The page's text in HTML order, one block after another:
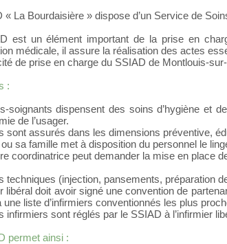
« La Bourdaisière » dispose d’un Service de
est un élément important de la prise en
médicale, il assure la réalisation des actes
de prise en charge du SSIAD de Montlouis-
:
soignants dispensent des soins d’hygiène et
de l’usager.
sont assurés dans les dimensions préventive,
ou sa famille met à disposition du personnel le
coordinatrice peut demander la mise en
techniques (injection, pansements, préparation
libéral doit avoir signé une convention de
une liste d’infirmiers conventionnés les plus
infirmiers sont réglés par le SSIAD à l’infirmier
permet ainsi :